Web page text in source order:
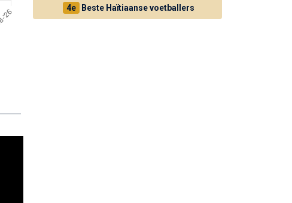
4e
Beste Haïtiaanse voetballers